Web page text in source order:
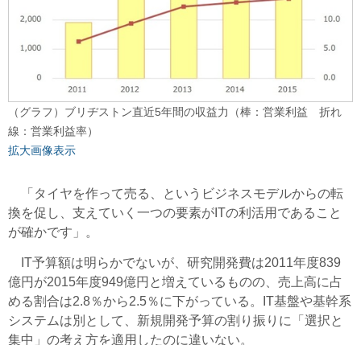
（グラフ）ブリヂストン直近5年間の収益力（棒：営業利益 折れ
線：営業利益率）
拡大画像表示
「タイヤを作って売る、というビジネスモデルからの転
換を促し、支えていく一つの要素がITの利活用であること
が確かです」。
IT予算額は明らかでないが、研究開発費は2011年度839
億円が2015年度949億円と増えているものの、売上高に占
める割合は2.8％から2.5％に下がっている。IT基盤や基幹系
システムは別として、新規開発予算の割り振りに「選択と
集中」の考え方を適用したのに違いない。